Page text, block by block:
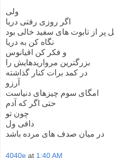
ولی
اگر روزی رفتی دریا
پر از تابوت های سفید خالی بود
نگاه کن به دریا
و فکر کن اقیانوس
بزرگترین مرواریدهایش را
در کمد برات کنار گذاشته
آرزو
امگای سوم چیزهای دنیاست
حتی اگر که آدم
چون تو
دافی ول
در میان صدف های مرده باشد
4040e at 1:40 AM